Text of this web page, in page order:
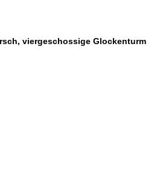
viergeschossige Glockenturm